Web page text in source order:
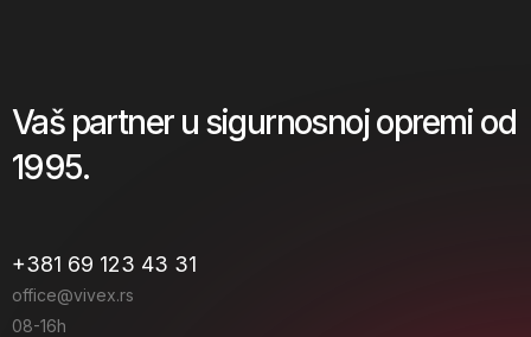
Vaš partner u sigurnosnoj opremi od
1995.
+381 69 123 43 31
office@vivex.rs
08-16h